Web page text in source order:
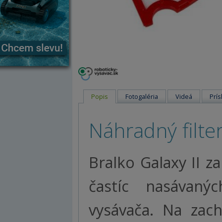
Popis Fotogaléria Videá
Náhradný
Bralko Galaxy II
častíc
vysávača. Na